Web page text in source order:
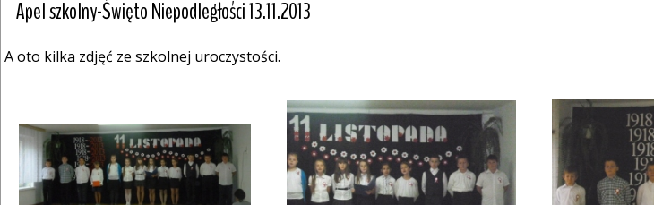
Apel szkolny-Święto Niepodległości 13.11.2013
A oto kilka zdjęć ze szkolnej uroczystości.